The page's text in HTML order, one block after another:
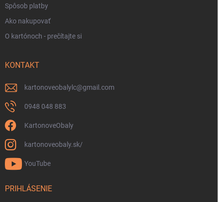
Spôsob platby
Ako nakupovať
O kartónoch - prečítajte si
KONTAKT
kartonoveobalylc@gmail.com
0948 048 883
KartonoveObaly
kartonoveobaly.sk/
YouTube
PRIHLÁSENIE